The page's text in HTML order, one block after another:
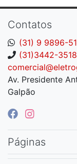
Contatos
(31) 9 9896-
(31)3442-3518
Av. Presidente
Galpão
Páginas